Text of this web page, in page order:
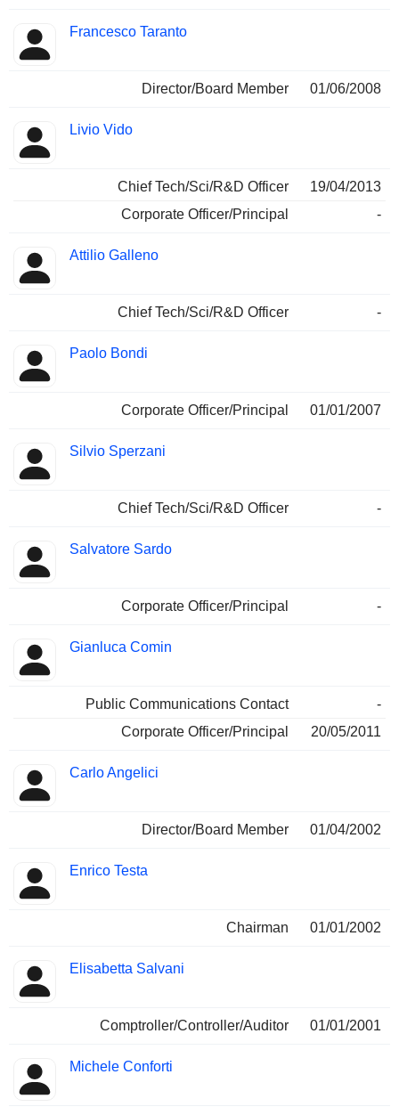
Francesco Taranto
Director/Board Member 01/06/2008
Livio Vido
Chief Tech/Sci/R&D Officer
19/04/2013
Corporate Officer/Principal
-
Attilio Galleno
Chief Tech/Sci/R&D Officer -
Paolo Bondi
Corporate Officer/Principal 01/01/2007
Silvio Sperzani
Chief Tech/Sci/R&D Officer -
Salvatore Sardo
Corporate Officer/Principal -
Gianluca Comin
Public Communications Contact
-
Corporate Officer/Principal
20/05/2011
Carlo Angelici
Director/Board Member 01/04/2002
Enrico Testa
Chairman 01/01/2002
Elisabetta Salvani
Comptroller/Controller/Auditor 01/01/2001
Michele Conforti